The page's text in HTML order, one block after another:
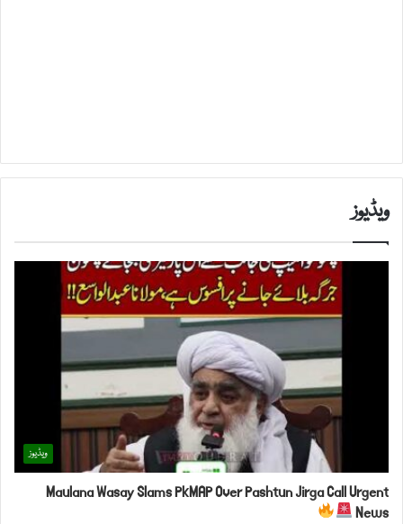
ویڈیوز
ویڈیوز
Maulana Wasay Slams PkMAP Over Pashtun Jirga Call Urgent
News